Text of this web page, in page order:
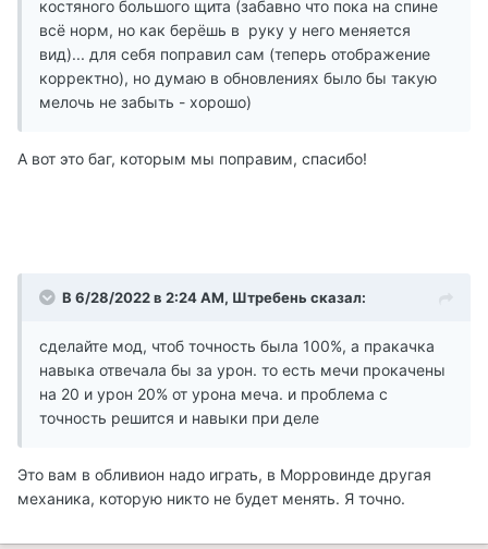
костяного большого щита (забавно что пока на спине
всё норм, но как берёшь в руку у него меняется
вид)... для себя поправил сам (теперь отображение
корректно), но думаю в обновлениях было бы такую
мелочь не забыть - хорошо)
А вот это баг, которым мы поправим, спасибо!
В 6/28/2022 в 2:24 AM, Штребень сказал:
сделайте мод, чтоб точность была 100%, а пракачка
навыка отвечала бы за урон. то есть мечи прокачены
на 20 и урон 20% от урона меча. и проблема с
точность решится и навыки при деле
Это вам в обливион надо играть, в Морровинде другая
механика, которую никто не будет менять. Я точно.